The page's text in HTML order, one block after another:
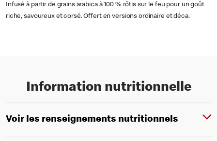
Infusé à partir de grains arabica à 100 % rôtis sur le feu pour un goût
riche, savoureux et corsé. Offert en versions ordinaire et déca.
Information nutritionnelle
Voir les renseignements nutritionnels